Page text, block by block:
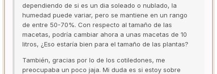
dependiendo de si es un dia soleado o nublado, la
humedad puede variar, pero se mantiene en un rango
de entre 50-70%. Con respecto al tamaño de las
macetas, podría cambiar ahora a unas macetas de 10
litros, ¿Eso estaría bien para el tamaño de las plantas?
También, gracias por lo de los cotiledones, me
preocupaba un poco jaja. Mi duda es si estoy sobre